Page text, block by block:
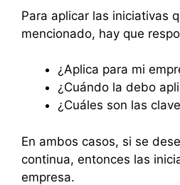
Para aplicar las iniciativas
mencionado, hay que
¿Aplica para mi
¿Cuándo la debo
¿Cuáles son las
En ambos casos, si se
continua, entonces las
empresa.